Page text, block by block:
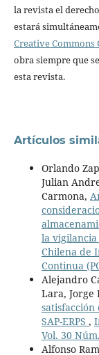
la revista el
estará
Creative Commons
obra siempre que
esta revista.
Artículos
Orlando
Julian
Carmona,
la
Chilena de
Continua
Alejandro
Lara, Jorge
SAP-ERPS ,
Vol. 30
Alfonso